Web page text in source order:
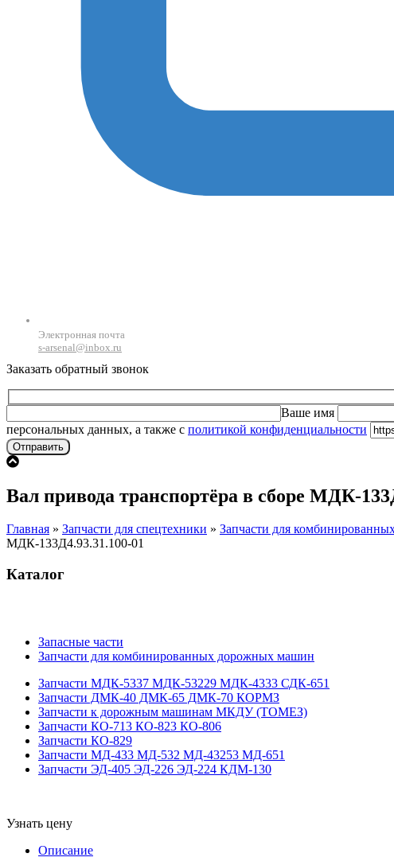
Электронная почта
s-arsenal@inbox.ru
Заказать обратный звонок
Ваше имя
персональных данных, а также с политикой конфиденциальности
Вал привода транспортёра в сборе МДК-
Главная » Запчасти для спецтехники » Запчасти для
МДК-133Д4.93.31.100-01
Каталог
Запасные части
Запчасти для комбинированных дорожных машин
Запчасти МДК-5337 МДК-53229 МДК-4333 СДК-651
Запчасти ДМК-40 ДМК-65 ДМК-70 КОРМЗ
Запчасти к дорожным машинам МКДУ (ТОМЕЗ)
Запчасти КО-713 КО-823 КО-806
Запчасти КО-829
Запчасти МД-433 МД-532 МД-43253 МД-651
Запчасти ЭД-405 ЭД-226 ЭД-224 КДМ-130
Узнать цену
Описание